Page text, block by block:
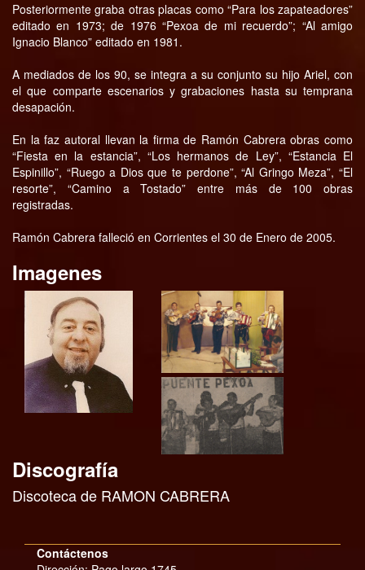
Posteriormente graba otras placas como “Para los zapateadores”
editado en 1973; de 1976 “Pexoa de mi recuerdo”; “Al amigo
Ignacio Blanco” editado en 1981.
A mediados de los 90, se integra a su conjunto su hijo Ariel, con
el que comparte escenarios y grabaciones hasta su temprana
desapación.
En la faz autoral llevan la firma de Ramón Cabrera obras como
“Fiesta en la estancia”, “Los hermanos de Ley”, “Estancia El
Espinillo”, “Ruego a Dios que te perdone”, “Al Gringo Meza”, “El
resorte”, “Camino a Tostado” entre más de 100 obras
registradas.
Ramón Cabrera falleció en Corrientes el 30 de Enero de 2005.
Imagenes
Discografía
Discoteca de RAMON CABRERA
Contáctenos